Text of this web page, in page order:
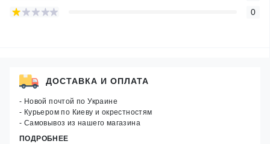
0
ДОСТАВКА И ОПЛАТА
- Новой почтой по Украине
- Курьером по Киеву и окрестностям
- Самовывоз из нашего магазина
ПОДРОБНЕЕ